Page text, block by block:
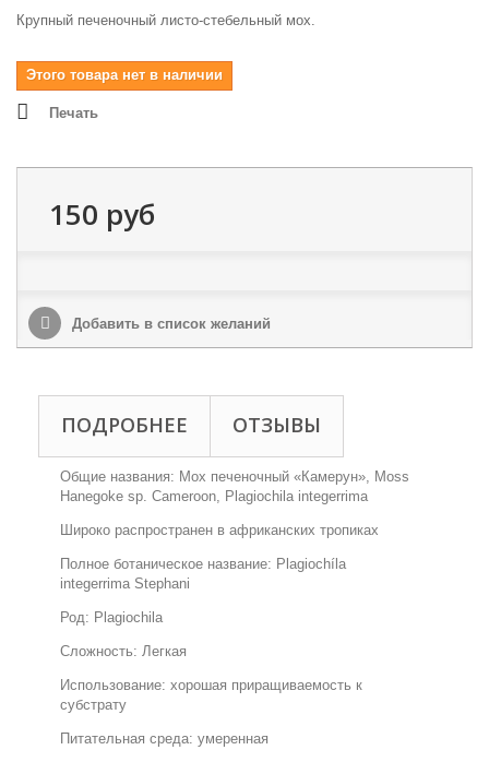
Крупный печеночный листо-стебельный мох.
Этого товара нет в наличии
Печать
150 руб
Добавить в список желаний
ПОДРОБНЕЕ ОТЗЫВЫ
Общие названия: Мох печеночный «Камерун», Moss
Hanegoke sp. Cameroon, Plagiochila integerrima
Широко распространен в африканских тропиках
Полное ботаническое название: Plagiochíla
integerrima Stephani
Род: Plagiochila
Сложность: Легкая
Использование: хорошая приращиваемость к
субстрату
Питательная среда: умеренная